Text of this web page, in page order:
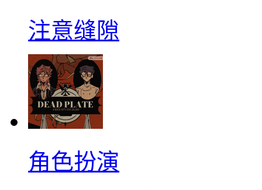
注意缝隙
角色扮演